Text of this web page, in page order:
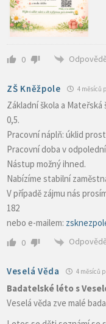
0
ZŠ Kněžpole 4 měsíců
Základní škola a
0,5.
Pracovní náplň: úklid
Pracovní doba v
Nástup možný ihned.
Nabízíme stabilní
V případě zájmu nás
182
nebo e-mailem:
0
Veselá Věda 4 měsíců
Badatelské léto s
Veselá věda zve malé